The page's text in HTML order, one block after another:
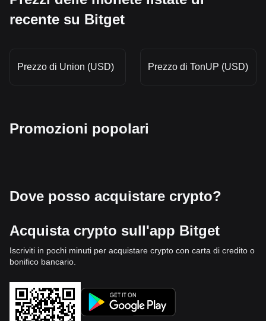
recente su Bitget
Prezzo di Union (USD) Prezzo di TonUP (USD)
Promozioni popolari
Dove posso acquistare crypto?
Acquista crypto sull'app Bitget
Iscriviti in pochi minuti per acquistare crypto con carta di credito o
bonifico bancario.